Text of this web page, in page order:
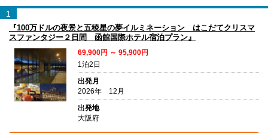
1
『100万ドルの夜景と五稜星の夢イルミネーション はこだてクリスマ
スファンタジー２日間 函館国際ホテル宿泊プラン』
69,900円 ～ 95,900円
1泊2日
出発月
2026年 12月
出発地
大阪府